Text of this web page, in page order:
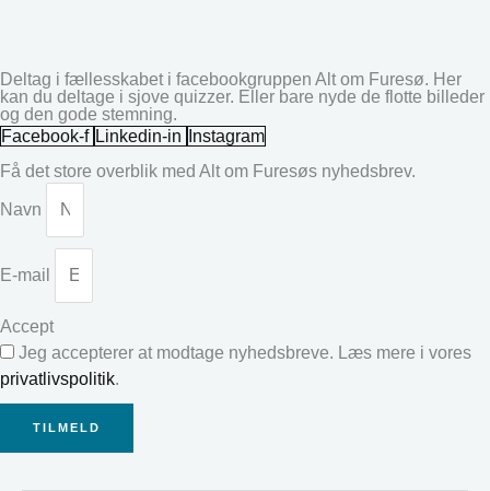
Deltag i fællesskabet i facebookgruppen Alt om Furesø. Her
kan du deltage i sjove quizzer. Eller bare nyde de flotte billeder
og den gode stemning.
Facebook-f Linkedin-in
Instagram
Få det store overblik med Alt om Furesøs nyhedsbrev.
Navn
E-mail
Accept
Jeg accepterer at modtage nyhedsbreve. Læs mere i vores
privatlivspolitik.
TILMELD